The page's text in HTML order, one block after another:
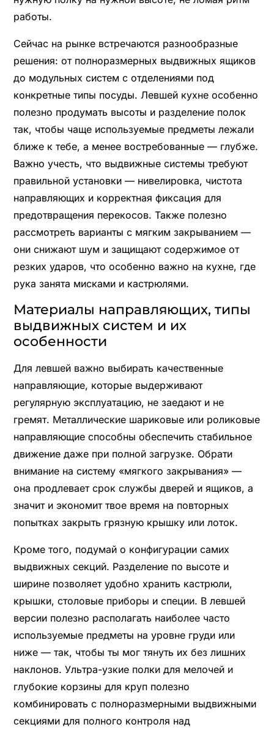
работы.
Сейчас на рынке встречаются разнообразные
решения: от полноразмерных выдвижных ящиков
до модульных систем с отделениями под
конкретные типы посуды. Левшей кухне особенно
полезно продумать высоты и разделение полок
так, чтобы чаще используемые предметы лежали
ближе к тебе, а менее востребованные — глубже.
Важно учесть, что выдвижные системы требуют
правильной установки — нивелировка, чистота
направляющих и корректная фиксация для
предотвращения перекосов. Также полезно
рассмотреть варианты с мягким закрыванием —
они снижают шум и защищают содержимое от
резких ударов, что особенно важно на кухне, где
рука занята мисками и кастрюлями.
Материалы направляющих, типы
выдвижных систем и их
особенности
Для левшей важно выбирать качественные
направляющие, которые выдерживают
регулярную эксплуатацию, не заедают и не
гремят. Металлические шариковые или роликовые
направляющие способны обеспечить стабильное
движение даже при полной загрузке. Обрати
внимание на систему «мягкого закрывания» —
она продлевает срок службы дверей и ящиков, а
значит и экономит твое время на повторных
попытках закрыть грязную крышку или лоток.
Кроме того, подумай о конфигурации самих
выдвижных секций. Разделение по высоте и
ширине позволяет удобно хранить кастрюли,
крышки, столовые приборы и специи. В левшей
версии полезно располагать наиболее часто
используемые предметы на уровне груди или
ниже — так, чтобы ты мог тянуть их без лишних
наклонов. Ультра-узкие полки для мелочей и
глубокие корзины для круп полезно
комбинировать с полноразмерными выдвижными
секциями для полного контроля над